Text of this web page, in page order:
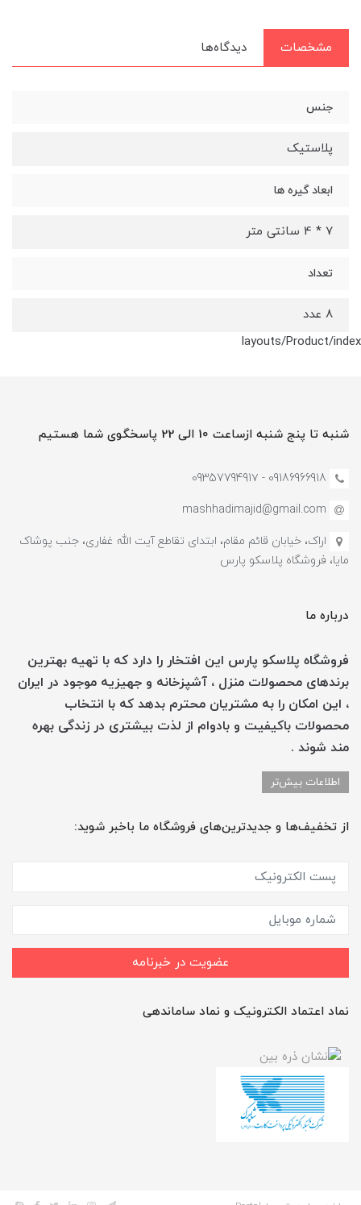
مشخصات دیدگاه‌ها
جنس
پلاستیک
ابعاد گیره ها
7 * 4 سانتی متر
تعداد
8 عدد
layouts/Product/index
شنبه تا پنج شنبه ازساعت 10 الی 22 پاسخگوی شما هستیم
09186966918 - 0935779491۷
mashhadimajid@gmail.com
اراک، خیابان قائم مقام، ابتدای تقاطع آیت الله غفاری، جنب پوشاک
مایا، فروشگاه پلاسکو پارس
درباره ما
فروشگاه پلاسکو پارس این افتخار را دارد که با تهیه بهترین
برندهای محصولات منزل ، آشپزخانه و جهیزیه موجود در ایران
، این امکان را به مشتریان محترم بدهد که با انتخاب
محصولات باکیفیت و بادوام از لذت بیشتری در زندگی بهره
مند شوند .
اطلاعات بیش‌تر
از تخفیف‌ها و جدیدترین‌های فروشگاه ما باخبر شوید:
عضویت در خبرنامه
نماد اعتماد الکترونیک و نماد ساماندهی